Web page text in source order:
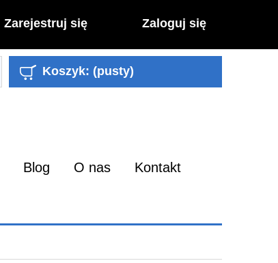
Zarejestruj się Zaloguj się
Koszyk: (pusty)
Blog O nas Kontakt